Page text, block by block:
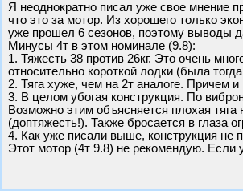
Я неоднократно писал уже свое мнение
что это за мотор. Из хорошего только
уже прошел 6 сезонов, поэтому выводы
Минусы 4т в этом номинале (9.8):
1. Тяжесть 38 против 26кг. Это очень
относительно короткой лодки (была
2. Тяга хуже, чем на 2т аналоге. Причем
3. В целом убогая конструкция. По
Возможно этим объясняется плохая
(доптяжесть!). Также бросается в глаза
4. Как уже писали выше, конструкция не
Этот мотор (4т 9.8) не рекомендую. Если